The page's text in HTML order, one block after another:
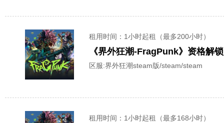
租用时间 ：1小时起租（最多200小时）
《界外狂潮-FragPunk》资格解
区服:界外狂潮steam版/steam/steam
租用时间 ：1小时起租（最多168小时）